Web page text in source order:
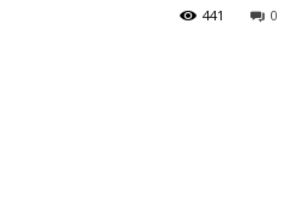
0
441